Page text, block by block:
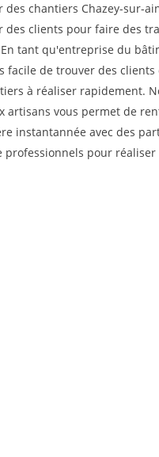
des chantiers Chazey-sur-
des clients pour faire des
En tant qu'entreprise du
facile de trouver des clients
à réaliser rapidement.
artisans vous permet de
instantannée avec des
professionnels pour réaliser